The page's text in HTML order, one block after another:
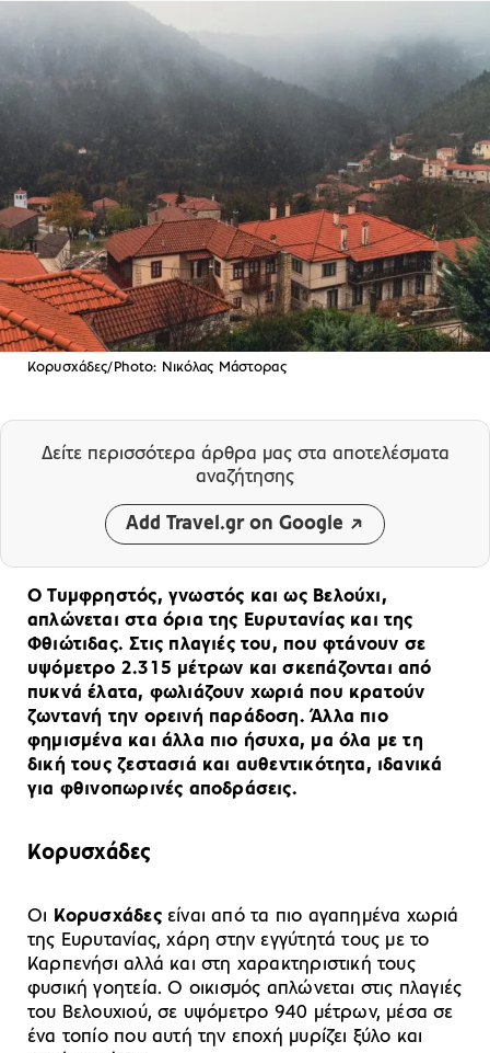
Κορυσχάδες/Photo: Νικόλας Μάστορας
Δείτε περισσότερα άρθρα μας στα αποτελέσματα
αναζήτησης
Add Travel.gr on Google
Ο Τυμφρηστός, γνωστός και ως Βελούχι,
απλώνεται στα όρια της Ευρυτανίας και της
Φθιώτιδας. Στις πλαγιές του, που φτάνουν σε
υψόμετρο 2.315 μέτρων και σκεπάζονται από
πυκνά έλατα, φωλιάζουν χωριά που κρατούν
ζωντανή την ορεινή παράδοση. Άλλα πιο
φημισμένα και άλλα πιο ήσυχα, μα όλα με τη
δική τους ζεστασιά και αυθεντικότητα, ιδανικά
για φθινοπωρινές αποδράσεις.
Κορυσχάδες
Οι Κορυσχάδες είναι από τα πιο αγαπημένα χωριά
της Ευρυτανίας, χάρη στην εγγύτητά τους με το
Καρπενήσι αλλά και στη χαρακτηριστική τους
φυσική γοητεία. Ο οικισμός απλώνεται στις πλαγιές
του Βελουχιού, σε υψόμετρο 940 μέτρων, μέσα σε
ένα τοπίο που αυτή την εποχή μυρίζει ξύλο και